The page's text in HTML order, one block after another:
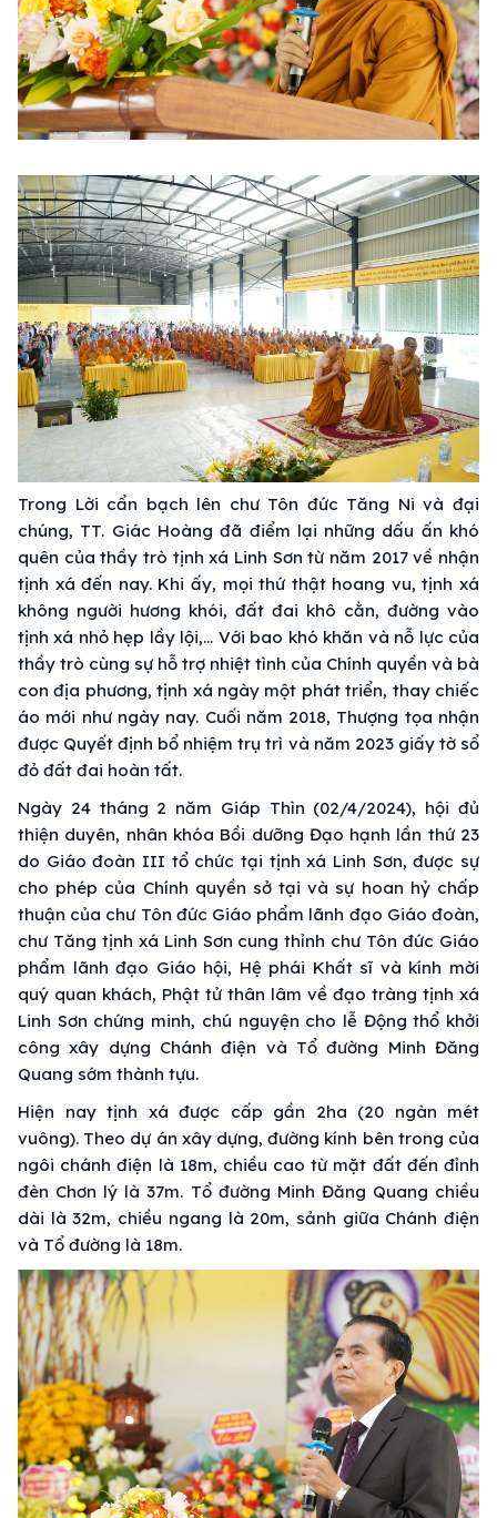
Trong Lời cẩn bạch lên chư Tôn đức Tăng Ni và đại
chúng, TT. Giác Hoàng đã điểm lại những dấu ấn khó
quên của thầy trò tịnh xá Linh Sơn từ năm 2017 về nhận
tịnh xá đến nay. Khi ấy, mọi thứ thật hoang vu, tịnh xá
không người hương khói, đất đai khô cằn, đường vào
tịnh xá nhỏ hẹp lầy lội,... Với bao khó khăn và nỗ lực của
thầy trò cùng sự hỗ trợ nhiệt tình của Chính quyền và bà
con địa phương, tịnh xá ngày một phát triển, thay chiếc
áo mới như ngày nay. Cuối năm 2018, Thượng tọa nhận
được Quyết định bổ nhiệm trụ trì và năm 2023 giấy tờ sổ
đỏ đất đai hoàn tất.
Ngày 24 tháng 2 năm Giáp Thìn (02/4/2024), hội đủ
thiện duyên, nhân khóa Bồi dưỡng Đạo hạnh lần thứ 23
do Giáo đoàn III tổ chức tại tịnh xá Linh Sơn, được sự
cho phép của Chính quyền sở tại và sự hoan hỷ chấp
thuận của chư Tôn đức Giáo phẩm lãnh đạo Giáo đoàn,
chư Tăng tịnh xá Linh Sơn cung thỉnh chư Tôn đức Giáo
phẩm lãnh đạo Giáo hội, Hệ phái Khất sĩ và kính mời
quý quan khách, Phật tử thân lâm về đạo tràng tịnh xá
Linh Sơn chứng minh, chú nguyện cho lễ Động thổ khởi
công xây dựng Chánh điện và Tổ đường Minh Đăng
Quang sớm thành tựu.
Hiện nay tịnh xá được cấp gần 2ha (20 ngàn mét
vuông). Theo dự án xây dựng, đường kính bên trong của
ngôi chánh điện là 18m, chiều cao từ mặt đất đến đỉnh
đèn Chơn lý là 37m. Tổ đường Minh Đăng Quang chiều
dài là 32m, chiều ngang là 20m, sảnh giữa Chánh điện
và Tổ đường là 18m.